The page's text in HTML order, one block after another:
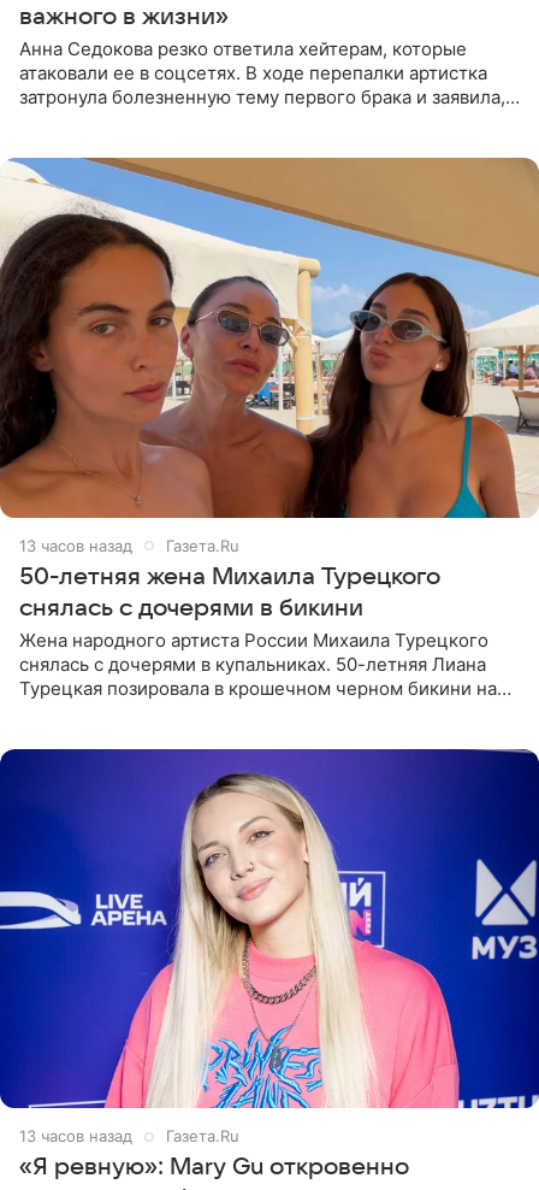
важного в жизни»
Анна Седокова резко ответила хейтерам, которые
атаковали ее в соцсетях. В ходе перепалки артистка
затронула болезненную тему первого брака и заявила,
13 часов назад Газета.Ru
50-летняя жена Михаила Турецкого
снялась с дочерями в бикини
Жена народного артиста России Михаила Турецкого
снялась с дочерями в купальниках. 50-летняя Лиана
Турецкая позировала в крошечном черном бикини на
13 часов назад Газета.Ru
«Я ревную»: Mary Gu откровенно